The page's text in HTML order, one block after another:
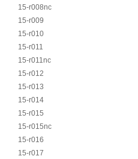
15-r008nc
15-r009
15-r010
15-r011
15-r011nc
15-r012
15-r013
15-r014
15-r015
15-r015nc
15-r016
15-r017